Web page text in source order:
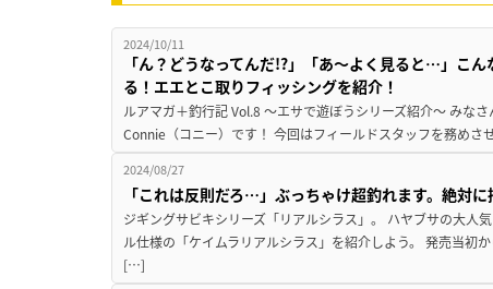
2024/10/11
「ん？どうなってんだ!?」「あ〜よく見ると…」こ
る！エエとこ取りフィッシングを紹介！
ルアマガ＋釣行記 Vol.8 ～エサで遊ぼうシリーズ紹介～ みな
Connie（コニー）です！ 今回はフィールドスタッフを務め
2024/08/27
「これは反則だろ…」ぶっちゃけ超釣れます。絶対
ジギングサビキシリーズ「リアルシラス」。 ハヤブサの大人
ル仕様の「ケイムラリアルシラス」を紹介しよう。 発売当初
[…]